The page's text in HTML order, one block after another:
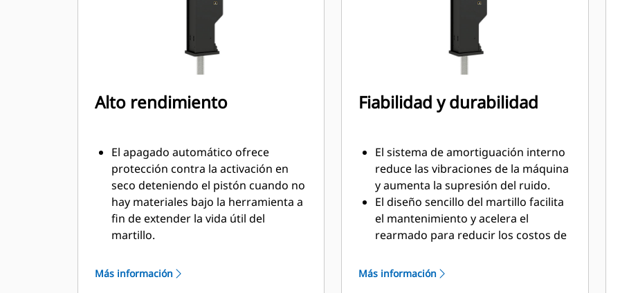
Alto rendimiento
El apagado automático ofrece
protección contra la activación en
seco deteniendo el pistón cuando no
hay materiales bajo la herramienta a
fin de extender la vida útil del
martillo.
pistón entre la velocidad máxima del
Más información
Fiabilidad y durabilidad
El sistema de amortiguación interno
reduce las vibraciones de la máquina
y aumenta la supresión del ruido.
El diseño sencillo del martillo facilita
el mantenimiento y acelera el
rearmado para reducir los costos de
Los componentes hidráulicos más
Más información